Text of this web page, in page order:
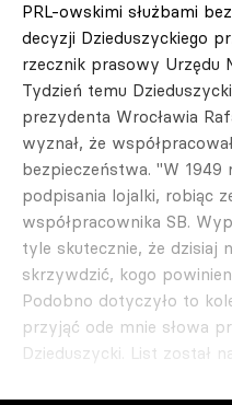
PRL-owskimi służbami
decyzji Dzieduszyckiego
rzecznik prasowy Urzędu
Tydzień temu
prezydenta Wrocławia
wyznał, że
bezpieczeństwa. "W 1949
podpisania lojalki, robiąc
współpracownika SB.
tyle skutecznie, że dzisiaj
skrzywdzić, kogo
Podobno dotyczyło to
przyjąć ode mnie słowa
Dzieduszycki. List został